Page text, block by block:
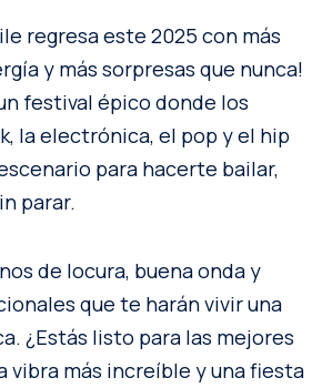
regresa este 2025 con más
y más sorpresas que nunca!
festival épico donde los
la electrónica, el pop y el hip
para hacerte bailar,
parar.
de locura, buena onda y
que te harán vivir una
¿Estás listo para las mejores
vibra más increíble y una fiesta